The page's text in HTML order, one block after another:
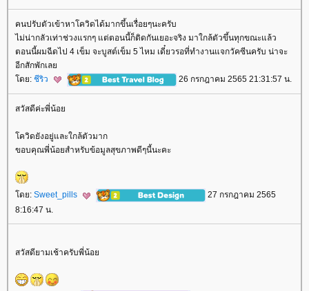
คนปรับตัวเข้าหาโควิดได้มากขึ้นเรื่อยๆนะครับ
ไม่น่ากลัวเท่าช่วงแรกๆ แต่ตอนนี้ก็ติดกันเยอะจริง มาใกล้ตัวขึ้นทุกขณะแล้ว
ตอนนี้ผมฉีดไป 4 เข็ม จะบูสต์เข็ม 5 ไหม เดี๋ยวรอที่ทำงานแจกวัคซีนครับ น่าจะ
อีกสักพักเล
ดย: ชีริว 26 กรกฎาคม 2565 21:31:57 น.
สวัสดีค่ะพี่น้อ
ควิดยังอยู่และใกล้ตัวมาก
ขอบคุณพี่น้อยสำหรับข้อมูลสุขภาพดีๆนี้นะคะ
ดย: Sweet_pills
27 กรกฎาคม 2565
8:16:47 น.
สวัสดียามเช้าครับพี่น้อ